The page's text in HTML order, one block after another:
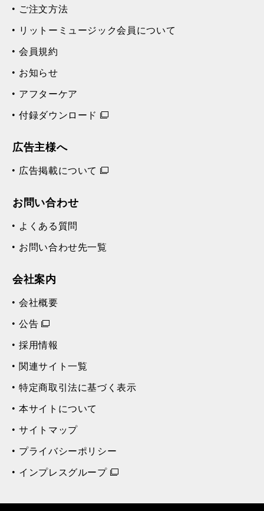
ご注文方法
リットーミュージック会員について
会員規約
お知らせ
アフターケア
付録ダウンロード
広告主様へ
広告掲載について
お問い合わせ
よくある質問
お問い合わせ先一覧
会社案内
会社概要
公告
採用情報
関連サイト一覧
特定商取引法に基づく表示
本サイトについて
サイトマップ
プライバシーポリシー
インプレスグループ